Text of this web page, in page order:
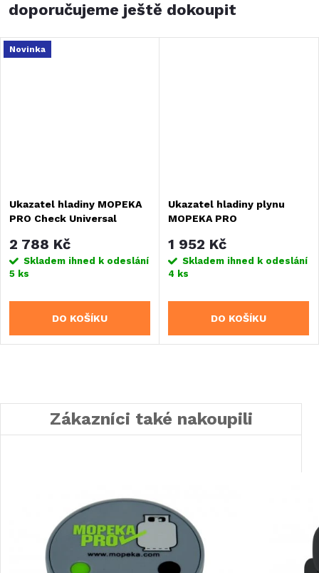
doporučujeme ještě dokoupit
Novinka
Ukazatel hladiny MOPEKA
PRO Check Universal
2 788 Kč
Skladem ihned k odeslání
5 ks
DO KOŠÍKU
Ukazatel hladiny plynu
MOPEKA PRO
1 952 Kč
Skladem ihned k odeslání
4 ks
DO KOŠÍKU
Zákazníci také nakoupili